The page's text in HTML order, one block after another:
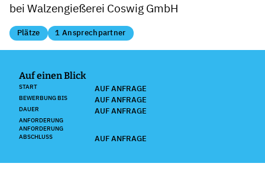
bei Walzengießerei Coswig GmbH
Plätze 1 Ansprechpartner
Auf einen Blick
START AUF ANFRAGE
BEWERBUNG BIS AUF ANFRAGE
DAUER AUF ANFRAGE
ANFORDERUNG
ANFORDERUNG
ABSCHLUSS
AUF ANFRAGE